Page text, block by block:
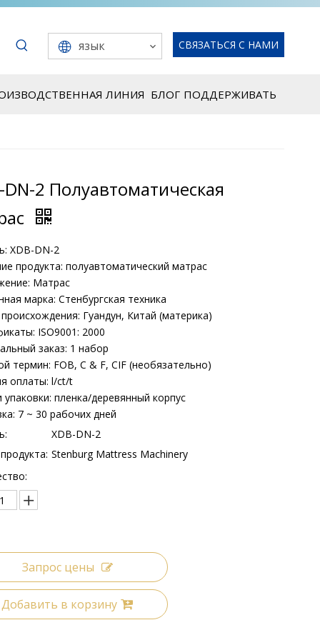
язык СВЯЗАТЬСЯ С НАМИ
ЛИНИЯ БЛОГ ПОДДЕРЖИВАТЬ
DN-2 Полуавтоматическая
XDB-DN-2
продукта: полуавтоматический матрас
Матрас
марка: Стенбургская техника
Гуандун, Китай (материка)
ISO9001: 2000
заказ: 1 набор
термин: FOB, C & F, CIF (необязательно)
оплаты: l/ct/t
упаковки: пленка/деревянный корпус
7 ~ 30 рабочих дней
XDB-DN-2
Stenburg Mattress Machinery
Запрос цены
Добавить в корзину